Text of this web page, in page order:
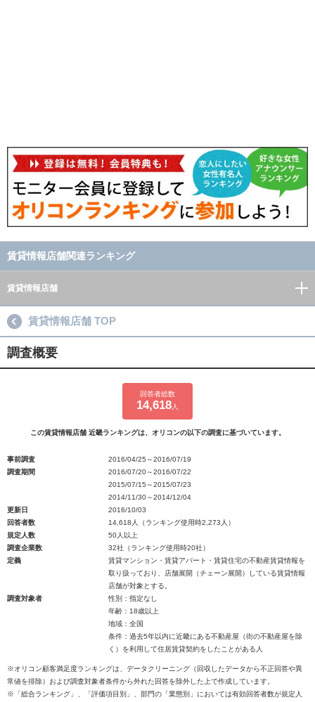
賃貸情報店舗関連ランキング
賃貸情報店舗
賃貸情報店舗 TOP
調査概要
回答者総数
14,618 人
この賃貸情報店舗 近畿ランキングは、オリコンの以下の調査に基づいています。
事前調査
2016/04/25～2016/07/19
調査期間
2016/07/20～2016/07/22
2015/07/15～2015/07/23
2014/11/30～2014/12/04
更新日
2016/10/03
回答者数
14,618人（ランキング使用時2,273人）
規定人数
50人以上
調査企業数
32社（ランキング使用時20社）
定義
賃貸マンション・賃貸アパート・賃貸住宅の不動産賃貸情報を
取り扱っており、店舗展開（チェーン展開）している賃貸情報
店舗が対象とする。
調査対象者
性別：指定なし
年齢：18歳以上
地域：全国
条件：過去5年以内に近畿にある不動産屋（街の不動産屋を除
く）を利用して住居賃貸契約をしたことがある人
※オリコン顧客満足度ランキングは、データクリーニング（回収したデータから不正回答や異
常値を排除）および調査対象者条件から外れた回答を除外した上で作成しています。
※「総合ランキング」、「評価項目別」、部門の「業態別」においては有効回答者数が規定人